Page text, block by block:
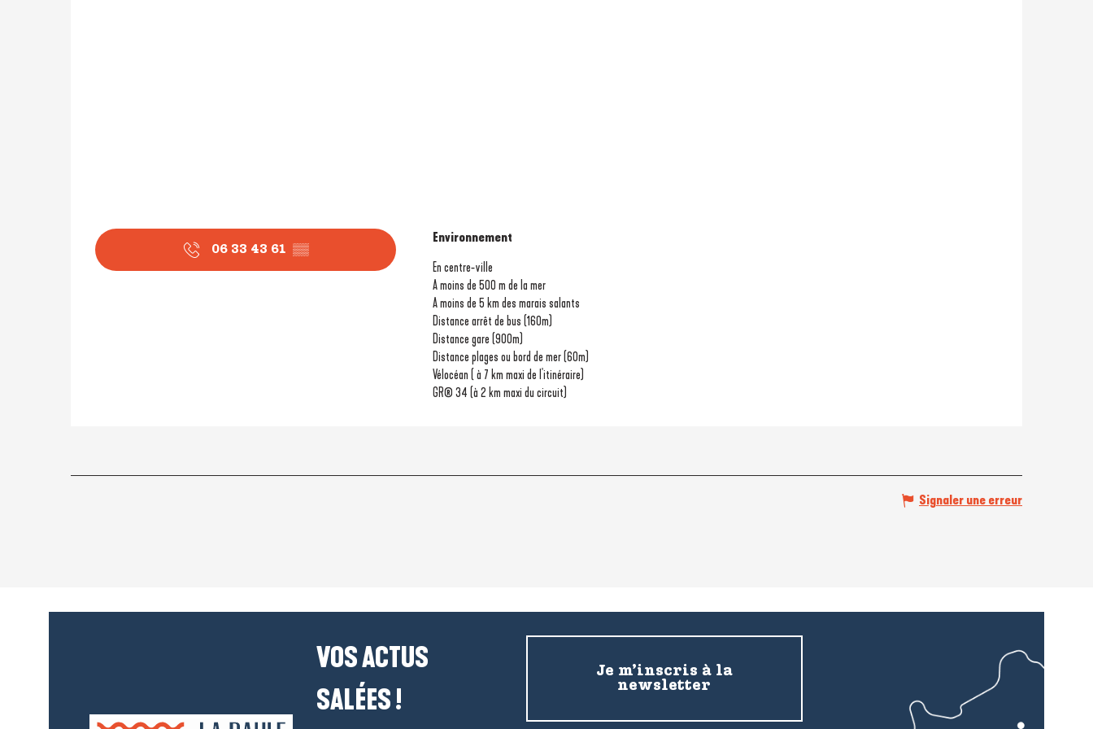
06 33 43 61 ▒▒
Environnement
Environnement
En centre-ville
A moins de 500 m de la mer
A moins de 5 km des marais salants
Distance arrêt de bus (160m)
Distance gare (900m)
Distance plages ou bord de mer(60m)
Vélocéan ( à 7 km maxi de l'itinéraire)
GR® 34 (à 2 km maxi du circuit)
Signaler une erreur
VOS ACTUS
SALÉES !
Je m’inscris à la
newsletter